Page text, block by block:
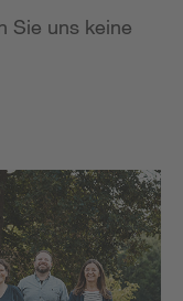
Sie uns keine